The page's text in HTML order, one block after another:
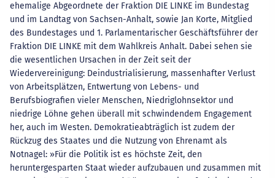
ehemalige Abgeordnete der Fraktion DIE LINKE im Bundestag
und im Landtag von Sachsen-Anhalt, sowie Jan Korte, Mitglied
des Bundestages und 1. Parlamentarischer Geschäftsführer der
Fraktion DIE LINKE mit dem Wahlkreis Anhalt. Dabei sehen sie
die wesentlichen Ursachen in der Zeit seit der
Wiedervereinigung: Deindustrialisierung, massenhafter Verlust
von Arbeitsplätzen, Entwertung von Lebens- und
Berufsbiografien vieler Menschen, Niedriglohnsektor und
niedrige Löhne gehen überall mit schwindendem Engagement
her, auch im Westen. Demokratieabträglich ist zudem der
Rückzug des Staates und die Nutzung von Ehrenamt als
Notnagel: »Für die Politik ist es höchste Zeit, den
heruntergesparten Staat wieder aufzubauen und zusammen mit